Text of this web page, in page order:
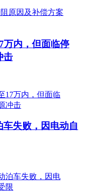
万内，但面临停
击
失败，因电动自